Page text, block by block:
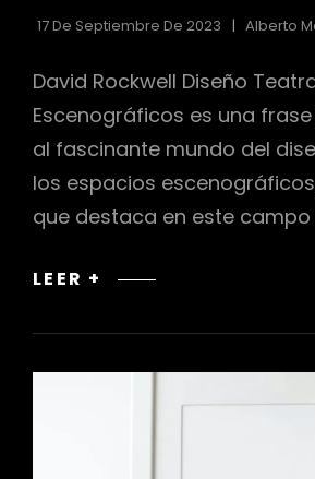
17 De Septiembre De 2023 Alberto
David Rockwell Diseño
Escenográficos es una
al fascinante mundo del
los espacios
que destaca en este campo
LEER +
DAVID
EL